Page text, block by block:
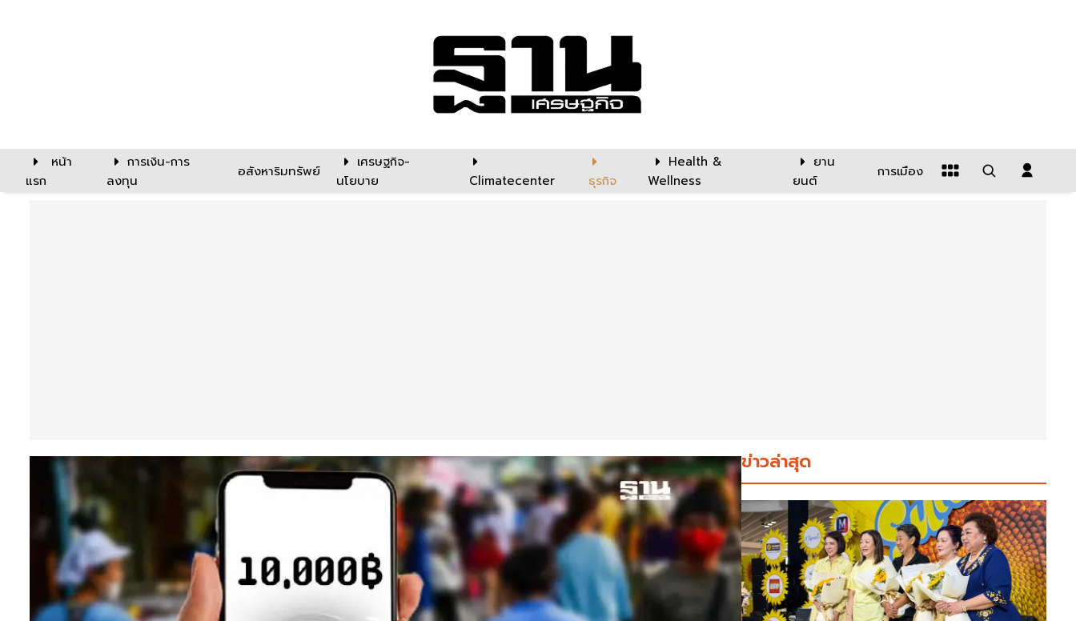
หน้า
แรก
การเงิน-การ
ลงทุน
อสังหาริมทรัพย์
เศรษฐกิจ-
นโยบาย
Climatecenter ธุรกิจ
Health &
Wellness
ยาน
ยนต์
การเมือง
ข่าวล่าสุด